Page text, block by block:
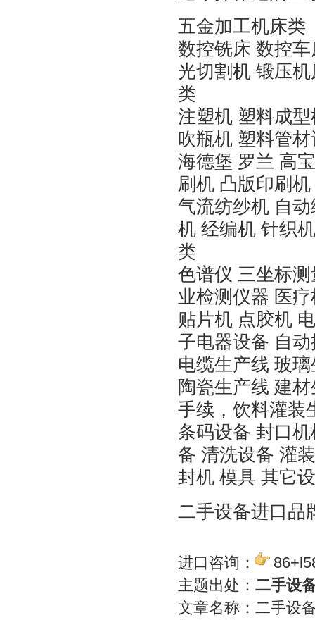
五金加工机床类
数控铣床 数控
光切割机 锻压
类
注塑机 塑料成
吹瓶机 塑料管
海德堡 罗兰 高
刷机 凸版印刷
气流纺纱机 自
机 经编机 针织
类
色谱仪 三坐标
业检测仪器 医
贴片机 点胶机
子电器设备 自
电缆生产线 玻
陶瓷生产线 建
手续 ，饮料灌
条码设备 封口
备 清洗设备 灌
封机 模具 其它
二手设备进口品
进口咨询：
主题出处： 二手设
文章名称：二手设